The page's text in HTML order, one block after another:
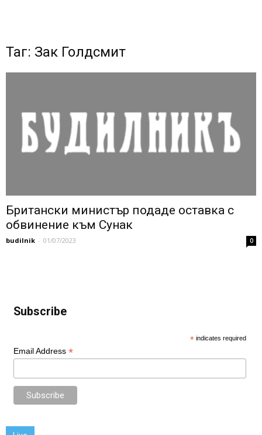
Таг: Зак Голдсмит
Британски министър подаде оставка с
обвинение към Сунак
budilnik - 01/07/2023 0
Subscribe
* indicates required
Email Address *